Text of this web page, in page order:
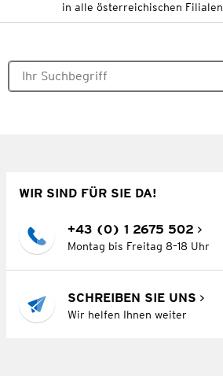
in alle österreichischen Filialen
WIR SIND FÜR SIE DA!
+43 (0) 1 2675 502
Montag bis Freitag 8–18 Uhr
SCHREIBEN SIE UNS
Wir helfen Ihnen weiter